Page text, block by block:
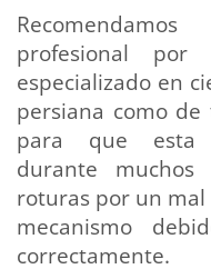
profesional
especializado en
persiana como
para que esta
durante
roturas por un mal
mecanismo
correctamente.